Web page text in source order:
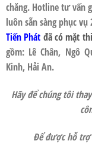
chăng. Hotline tư vấn
luôn sẵn sàng phục vụ
Tiến Phát đã có mặt
gồm: Lê Chân, Ngô
Kinh, Hải An.
Hãy để chúng tôi
Để được hỗ